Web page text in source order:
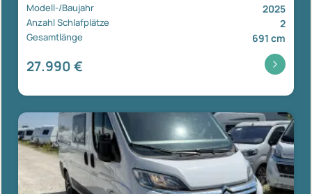
Modell-/Baujahr 2025
Anzahl Schlafplätze 2
Gesamtlänge 691 cm
27.990 €